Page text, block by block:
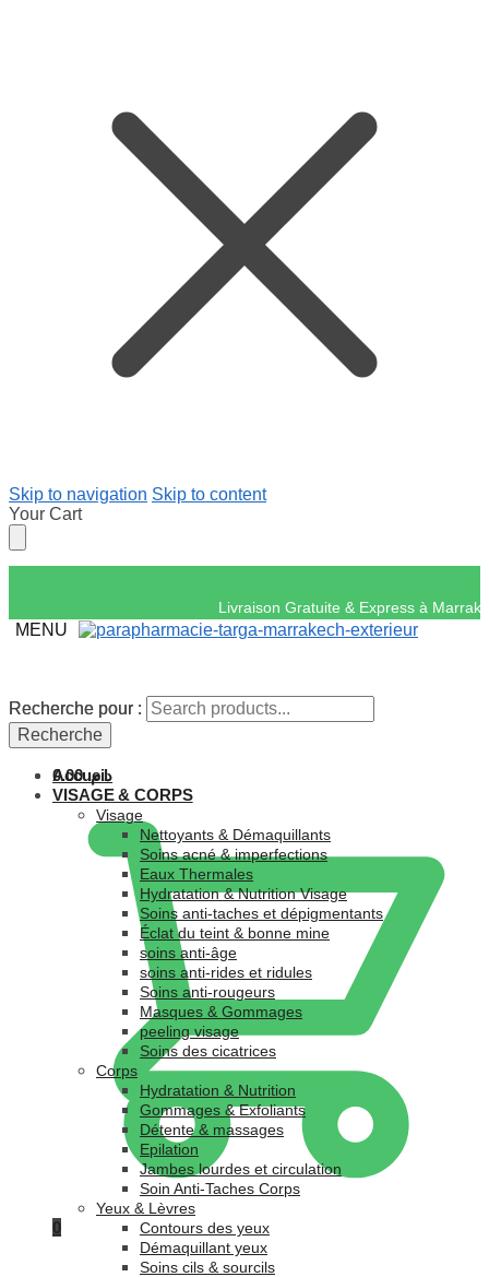
Skip to navigation Skip to content
Your Cart
Livraison Gratuite &
MENU
Recherche pour :
Recherche
د.م.0.00
0
Recherche pour :
Recherche
Accueil
VISAGE & CORPS
Visage
Nettoyants & Démaquillants
Soins acné & imperfections
Eaux Thermales
Hydratation & Nutrition Visage
Soins anti-taches et dépigmentants
Éclat du teint & bonne mine
soins anti-âge
soins anti-rides et ridules
Soins anti-rougeurs
Masques & Gommages
peeling visage
Soins des cicatrices
Corps
Hydratation & Nutrition
Gommages & Exfoliants
Détente & massages
Epilation
Jambes lourdes et circulation
Soin Anti-Taches Corps
Yeux & Lèvres
Contours des yeux
Démaquillant yeux
Soins cils & sourcils